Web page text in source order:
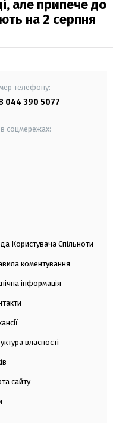
але припече до
на 2 серпня
телефону:
044 390 5077
соцмережах:
Користувача Спільноти
коментування
інформація
власності
сайту